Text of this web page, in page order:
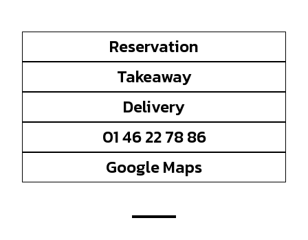
Reservation
Takeaway
Delivery
01 46 22 78 86
Google Maps